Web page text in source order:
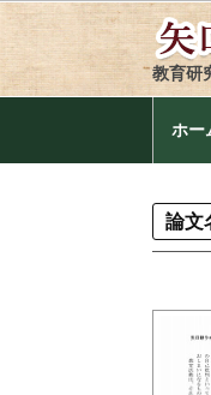
教育研
ホー
論文